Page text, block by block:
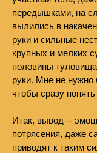
передышками, на
вылились в
руки и сильные
крупных и мелких
половины
руки. Мне не нужно
чтобы сразу понять
Итак, вывод --
потрясения, даже
приводят к таким